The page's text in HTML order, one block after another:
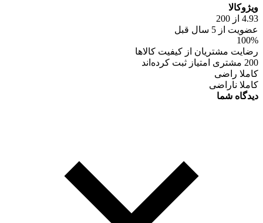
ویژوکالا
4.93 از 200
عضویت از 5 سال قبل
100%
رضایت مشتریان از کیفیت کالاها
200 مشتری امتیاز ثبت کرده‌اند
کاملا راضی
کاملا ناراضی
دیدگاه شما